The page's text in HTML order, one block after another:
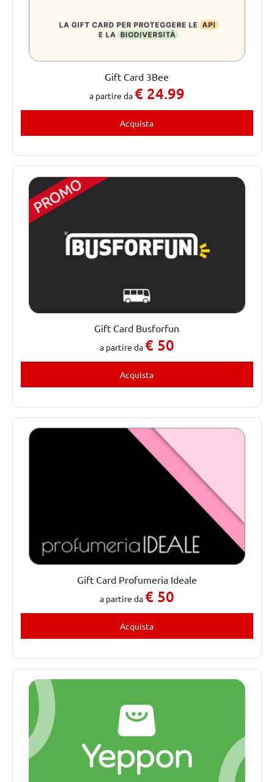
Gift Card 3Bee
a partire da€ 24.99
Acquista
Gift Card Busforfun
a partire da€ 50
Acquista
Gift Card Profumeria Ideale
a partire da€ 50
Acquista